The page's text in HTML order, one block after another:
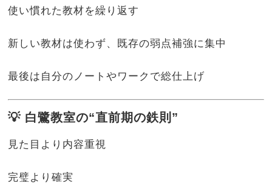
使い慣れた教材を繰り返す
新しい教材は使わず、既存の弱点補強に集中
最後は自分のノートやワークで総仕上げ
💡 白鷺教室の“直前期の鉄則”
見た目より内容重視
完璧より確実